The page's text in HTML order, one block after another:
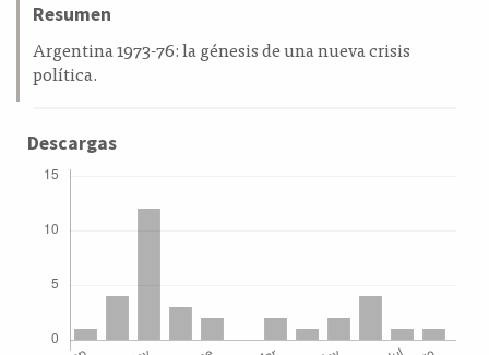
del
artículo
Resumen
Argentina 1973-76: la génesis de una nueva crisis
política.
Descargas